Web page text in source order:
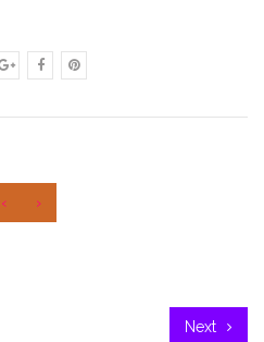
‹ ›
Next